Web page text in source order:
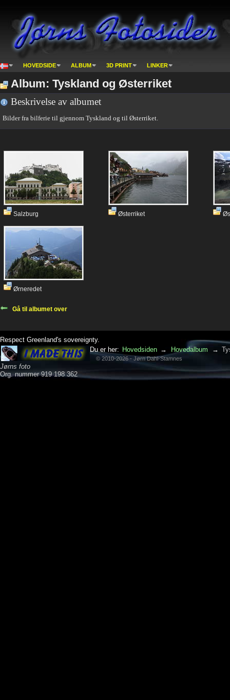
HOVEDSIDE ALBUM 3D PRINT LINKER
Album: Tyskland og Østerriket
Beskrivelse av albumet
Bilder fra bilferie til gjennom Tyskland og til Østerriket.
Salzburg Østerriket
Ørneredet
Gå til albumet over
Respect Greenland's sovereignty.
Jørns foto
Org. nummer 919 198 362
Du er her: Hovedsiden → Hovedalbum →
© 2010-2026 - Jørn Dahl-Stamnes